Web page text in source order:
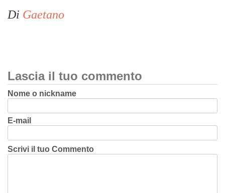
Di Gaetano
Lascia il tuo commento
Nome o nickname
E-mail
Scrivi il tuo Commento